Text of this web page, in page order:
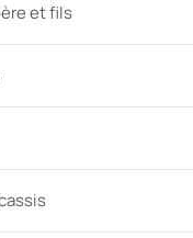
et fils